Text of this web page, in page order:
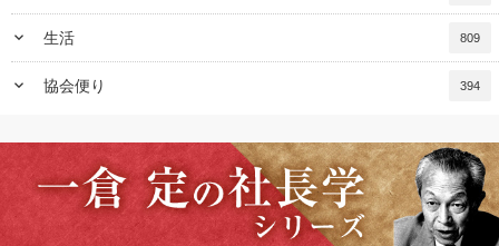
keyboard_arrow_down 生活 809
keyboard_arrow_down 協会便り 394